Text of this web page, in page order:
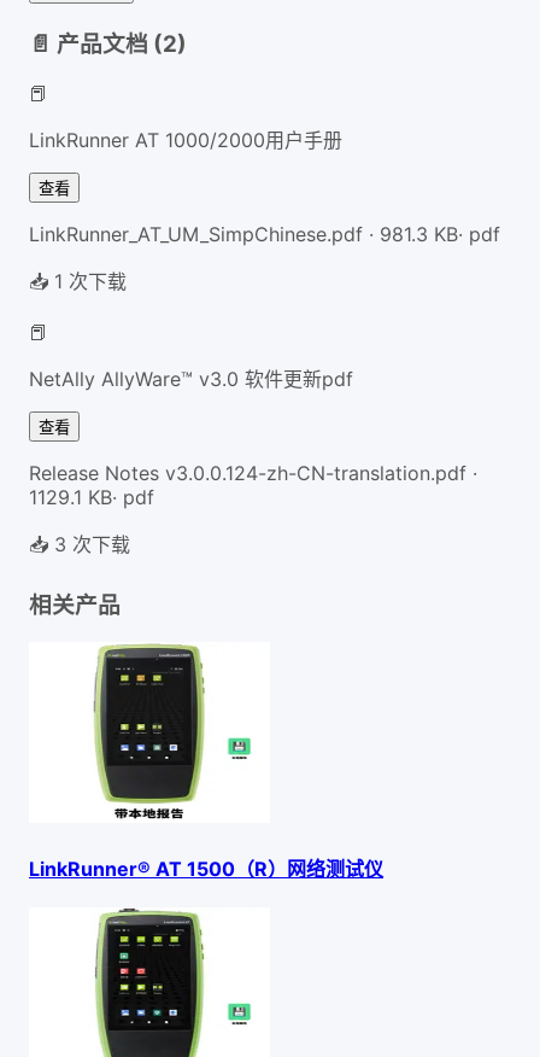
📄 产品文档 (2)
📕
LinkRunner AT 1000/2000用户手册
查看
LinkRunner_AT_UM_SimpChinese.pdf · 981.3 KB· pdf
📥 1 次下载
📕
NetAlly AllyWare™ v3.0 软件更新pdf
查看
Release Notes v3.0.0.124-zh-CN-translation.pdf ·
1129.1 KB· pdf
📥 3 次下载
相关产品
LinkRunner® AT 1500（R）网络测试仪